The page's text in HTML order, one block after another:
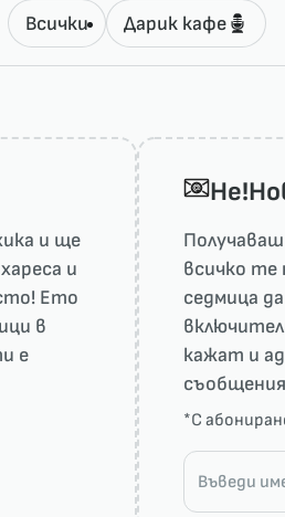
Всички Дарик кафе
и ще
и
Ето
в
е
всичко те
седмица
кажат и
*С